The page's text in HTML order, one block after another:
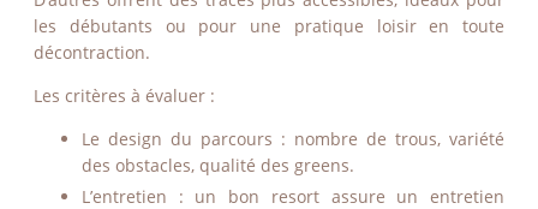
les débutants ou pour une pratique loisir en toute
décontraction.
Les critères à évaluer :
Le design du parcours : nombre de trous, variété
des obstacles, qualité des greens.
L’entretien : un bon resort assure un entretien